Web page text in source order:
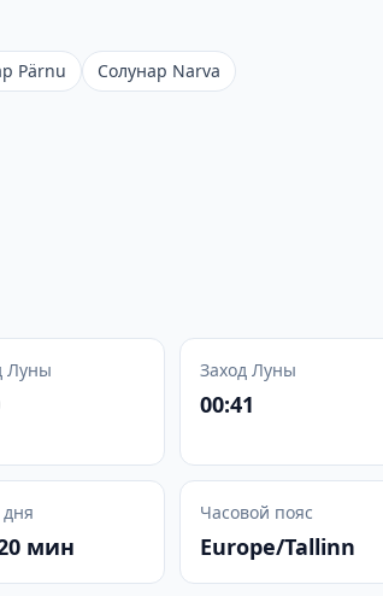
Pärnu
Солунар Narva
Луны Заход Луны
00:41
мин
Часовой пояс
Europe/Tallinn